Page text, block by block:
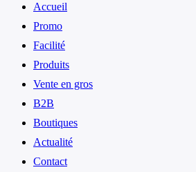
Accueil
Promo
Facilité
Produits
Vente en gros
B2B
Boutiques
Actualité
Contact